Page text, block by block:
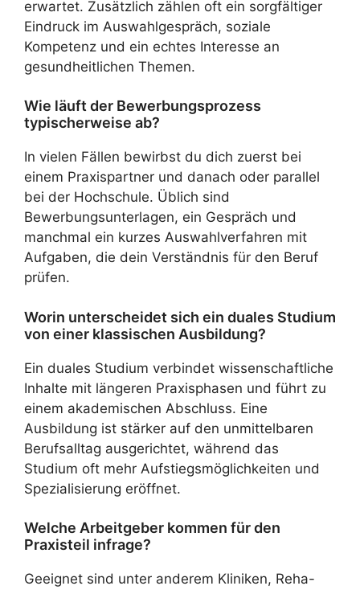
erwartet. Zusätzlich zählen oft ein sorgfältiger
Eindruck im Auswahlgespräch, soziale
Kompetenz und ein echtes Interesse an
gesundheitlichen Themen.
Wie läuft der Bewerbungsprozess
typischerweise ab?
In vielen Fällen bewirbst du dich zuerst bei
einem Praxispartner und danach oder parallel
bei der Hochschule. Üblich sind
Bewerbungsunterlagen, ein Gespräch und
manchmal ein kurzes Auswahlverfahren mit
Aufgaben, die dein Verständnis für den Beruf
prüfen.
Worin unterscheidet sich ein duales Studium
von einer klassischen Ausbildung?
Ein duales Studium verbindet wissenschaftliche
Inhalte mit längeren Praxisphasen und führt zu
einem akademischen Abschluss. Eine
Ausbildung ist stärker auf den unmittelbaren
Berufsalltag ausgerichtet, während das
Studium oft mehr Aufstiegsmöglichkeiten und
Spezialisierung eröffnet.
Welche Arbeitgeber kommen für den
Praxisteil infrage?
Geeignet sind unter anderem Kliniken, Reha-